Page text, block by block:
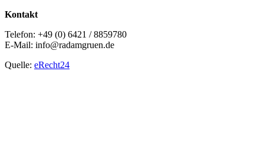
Kontakt
Telefon: +49 (0) 6421 / 8859780
E-Mail: info@radamgruen.de
Quelle: eRecht24